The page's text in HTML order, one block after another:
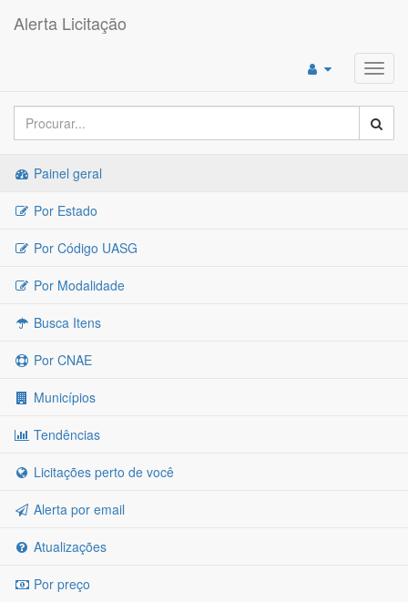
Alerta Licitação
Painel geral
Por Estado
Por Código UASG
Por Modalidade
Busca Itens
Por CNAE
Municípios
Tendências
Licitações perto de você
Alerta por email
Atualizações
Por preço